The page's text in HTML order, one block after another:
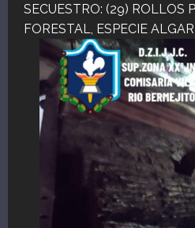
SECUESTRO: (29) ROLLOS
FORESTAL, ESPECIE